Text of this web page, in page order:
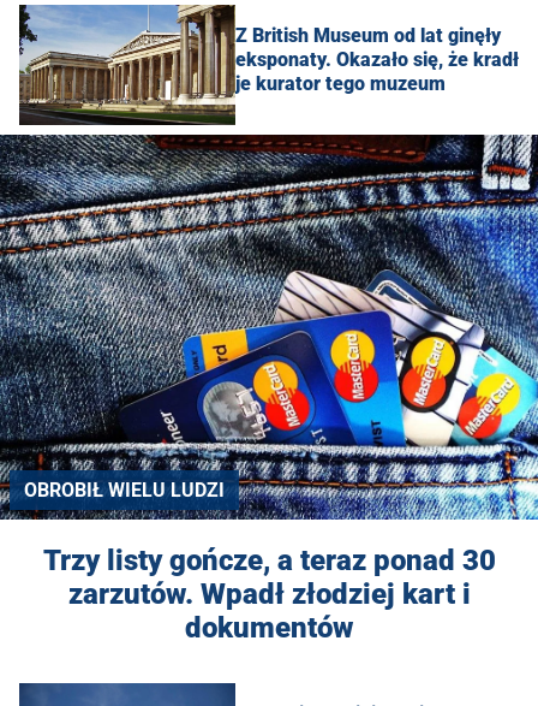
Z British Museum od lat ginęły
eksponaty. Okazało się, że kradł
je kurator tego muzeum
OBROBIŁ WIELU LUDZI
Trzy listy gończe, a teraz ponad 30
zarzutów. Wpadł złodziej kart i
dokumentów